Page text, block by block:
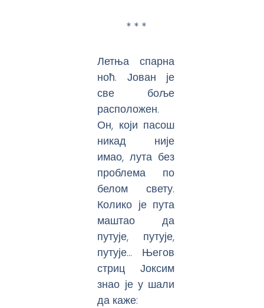
* * *
Летња спарна
ноћ. Јован је
све боље
расположен.
Он, који пасош
никад није
имао, лута без
проблема по
белом свету.
Колико је пута
маштао да
путује, путује,
путује… Његов
стриц Јоксим
знао је у шали
да каже: